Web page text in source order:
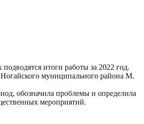
итоги работы за 2022 год.
муниципального района М.
обозначила проблемы и определила
мероприятий.